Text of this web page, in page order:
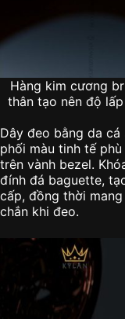
Hàng kim cương
thân tạo nên độ
Dây đeo bằng da
phối màu tinh tế
trên vành bezel.
đính đá baguette,
cấp, đồng thời
chắn khi đeo.